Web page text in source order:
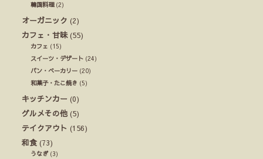
韓国料理(2)
オーガニック (2)
カフェ・甘味(55)
カフェ (15)
スイーツ・デザート (24)
パン・ベーカリー (20)
和菓子・たこ焼き (5)
キッチンカー (0)
グルメその他 (5)
テイクアウト (156)
和食 (73)
うなぎ(3)